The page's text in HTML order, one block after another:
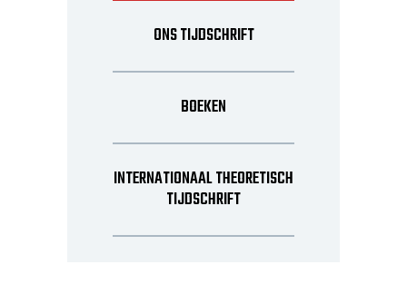
ONS TIJDSCHRIFT
BOEKEN
INTERNATIONAAL THEORETISCH
TIJDSCHRIFT